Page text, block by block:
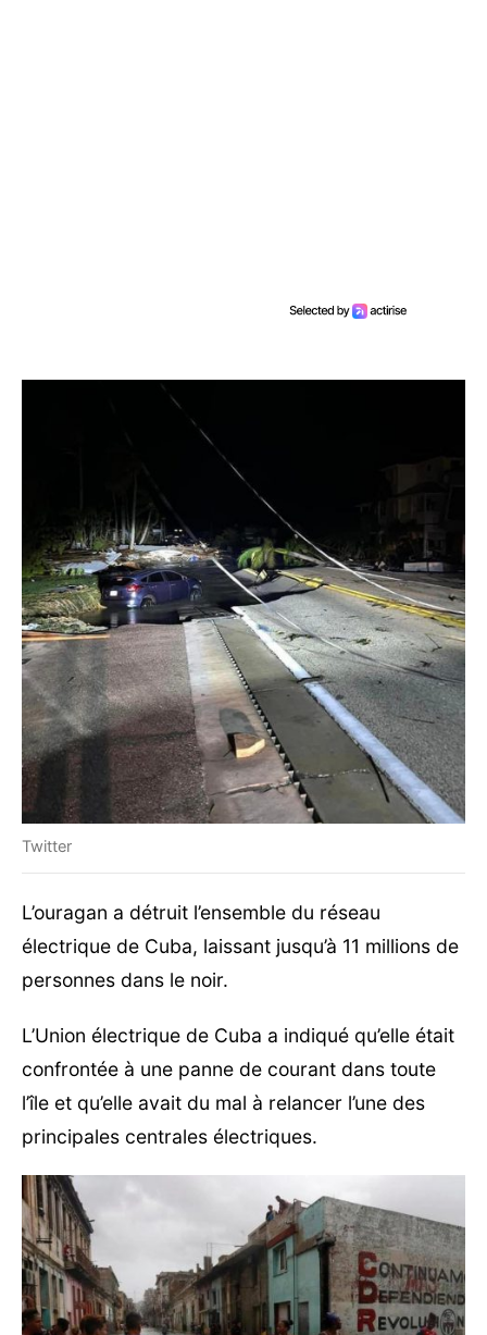
Twitter
L’ouragan a détruit l’ensemble du réseau
électrique de Cuba, laissant jusqu’à 11 millions de
personnes dans le noir.
L’Union électrique de Cuba a indiqué qu’elle était
confrontée à une panne de courant dans toute
l’île et qu’elle avait du mal à relancer l’une des
principales centrales électriques.